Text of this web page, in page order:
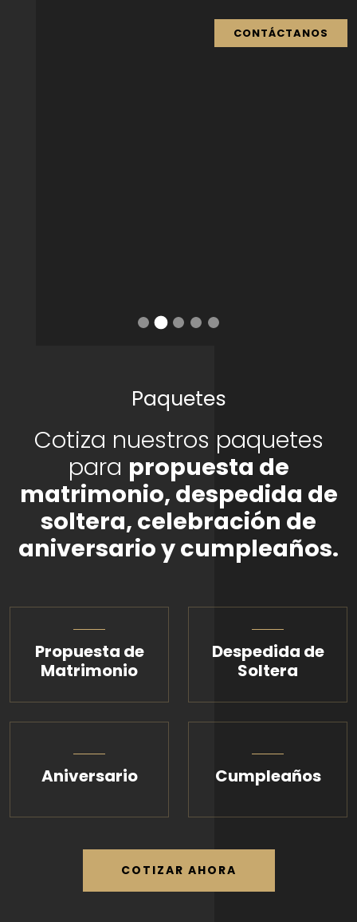
CONTÁCTANOS
Paquetes
Cotiza nuestros paquetes
para propuesta de
matrimonio, despedida de
soltera, celebración de
aniversario y cumpleaños.
Propuesta de
Matrimonio
Despedida de
Soltera
Aniversario Cumpleaños
COTIZAR AHORA